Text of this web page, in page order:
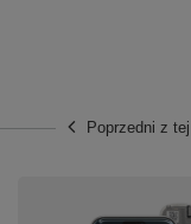
Poprzedni z